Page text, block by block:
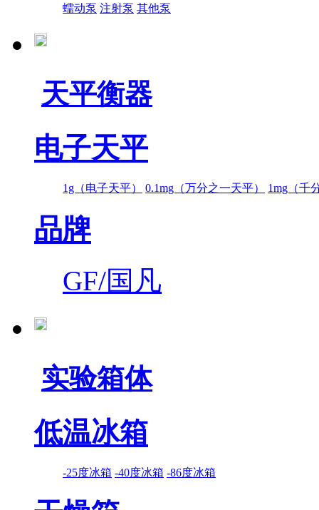
蠕动泵 注射泵 其他泵
天平衡器
电子天平
1g（电子天平） 0.1mg（万分之一天平） 1mg（千
品牌
GF/国凡
实验箱体
低温冰箱
-25度冰箱 -40度冰箱 -86度冰箱